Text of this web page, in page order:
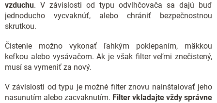
vzduchu. V závislosti od typu odvlhčovača sa dajú buď
jednoducho vycvaknúť, alebo chrániť bezpečnostnou
skrutkou.
Čistenie možno vykonať ľahkým poklepaním, mäkkou
kefkou alebo vysávačom. Ak je však filter veľmi znečistený,
musí sa vymeniť za nový.
V závislosti od typu je možné filter znovu nainštalovať jeho
nasunutím alebo zacvaknutím. Filter vkladajte vždy správne